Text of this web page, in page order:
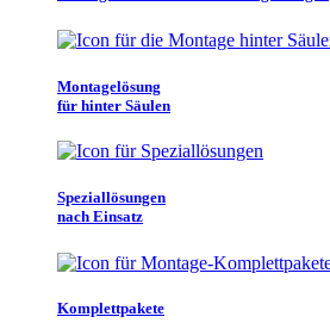
Montagelösung
für hinter Säulen
Speziallösungen
nach Einsatz
Komplettpakete